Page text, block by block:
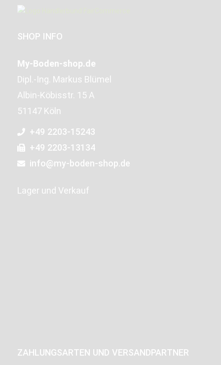
SHOP INFO
My-Boden-shop.de
Dipl.-Ing. Markus Blümel
Albin-Köbisstr. 15 A
51147 Köln
+49 2203-15243
+49 2203-13134
info@my-boden-shop.de
Lager und Verkauf
ZAHLUNGSARTEN UND VERSANDPARTNER